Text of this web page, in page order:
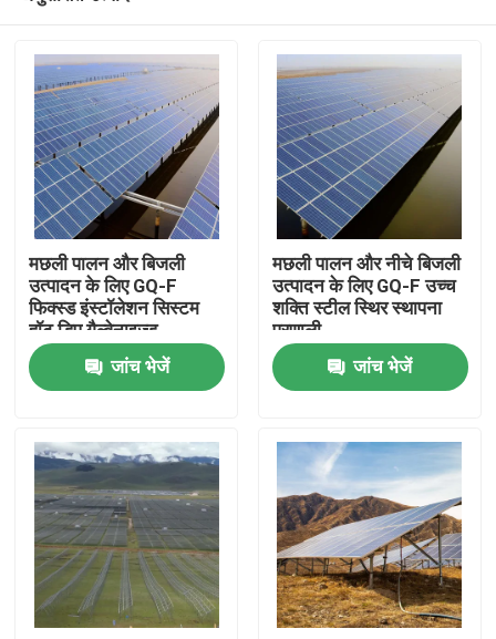
उत्पाद
वीडियो
हमारे बारे में
मछली पालन और बिजली
उत्पादन के लिए GQ-F
फिक्स्ड इंस्टॉलेशन सिस्टम
हॉट डिप गैल्वेनाइज्ड
जांच भेजें
मछली पालन और नीचे बिजली
उत्पादन के लिए GQ-F उच्च
शक्ति स्टील स्थिर स्थापना
प्रणाली
जांच भेजें